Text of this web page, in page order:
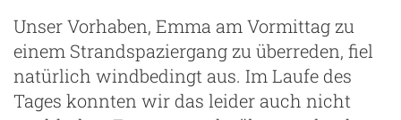
Unser Vorhaben, Emma am Vormittag zu
einem Strandspaziergang zu überreden, fiel
natürlich windbedingt aus. Im Laufe des
Tages konnten wir das leider auch nicht